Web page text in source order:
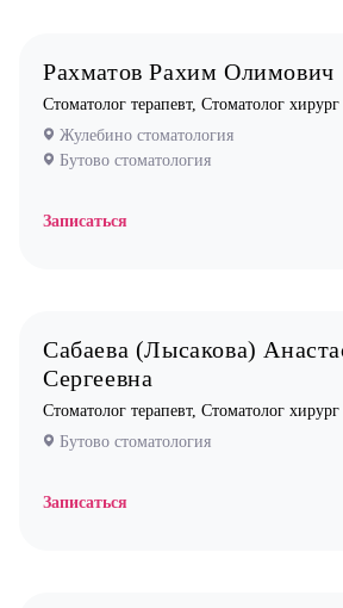
Рахматов Рахим Олимович
Стоматолог терапевт, Стоматолог хирург
Жулебино стоматология
Бутово стоматология
Записаться
Сабаева (Лысакова)
Сергеевна
Стоматолог терапевт, Стоматолог хирург
Бутово стоматология
Записаться